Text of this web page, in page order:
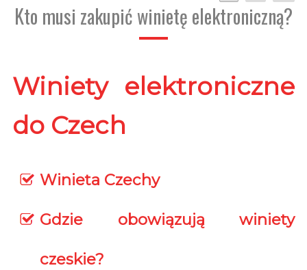
Kto musi zakupić winietę elektroniczną?
Winiety elektroniczne
do Czech
Winieta Czechy
Gdzie obowiązują winiety
czeskie?